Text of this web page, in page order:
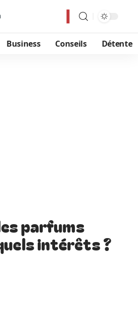
Business Conseils Détente
parfums
intérêts ?